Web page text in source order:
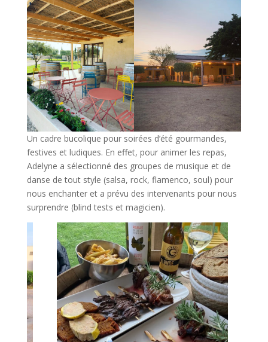
Un cadre bucolique pour soirées d’été gourmandes,
festives et ludiques. En effet, pour animer les repas,
Adelyne a sélectionné des groupes de musique et de
danse de tout style (salsa, rock, flamenco, soul) pour
nous enchanter et a prévu des intervenants pour nous
surprendre (blind tests et magicien).